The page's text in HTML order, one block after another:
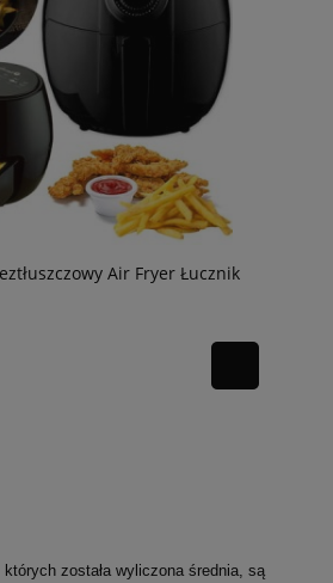
Air Fryer Łucznik
została wyliczona średnia, są